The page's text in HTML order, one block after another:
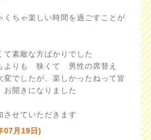
ちゃ楽しい時間を過ごすことが
素敵な方ばかりでした
よりも 狭くて 男性の席替え
でしたが、楽しかったねって皆
開きになりました
させていただきます
07月19日)